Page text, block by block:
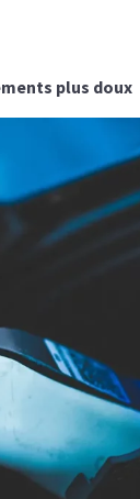
plus doux